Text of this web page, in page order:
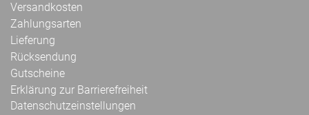
Versandkosten
Zahlungsarten
Lieferung
Rücksendung
Gutscheine
Erklärung zur Barrierefreiheit
Datenschutzeinstellungen